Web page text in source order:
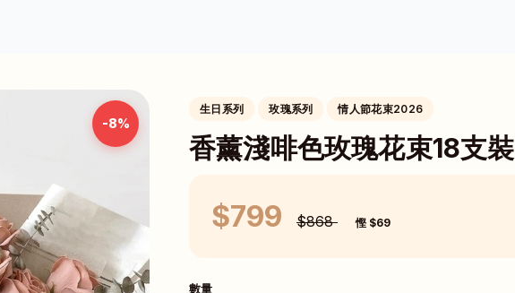
-8%
生日系列 玫瑰系列 情人節花束2026
香薰淺啡色玫瑰花束18支裝
$799 $868 慳 $69
數量